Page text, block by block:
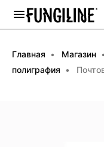
Главная Магазин
полиграфия